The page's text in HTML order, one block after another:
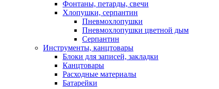
Фонтаны, петарды, свечи
Хлопушки, серпантин
Пневмохлопушки
Пневмохлопушки цветной дым
Серпантин
Инструменты, канцтовары
Блоки для записей, закладки
Канцтовары
Расходные материалы
Батарейки